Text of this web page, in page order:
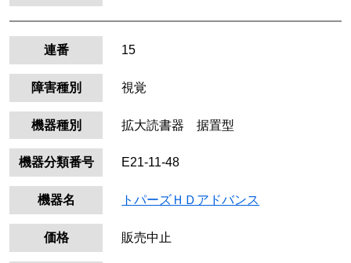
連番 15
障害種別 視覚
機器種別 拡大読書器 据置型
機器分類番号 E21-11-48
機器名 トパーズＨＤアドバンス
価格 販売中止